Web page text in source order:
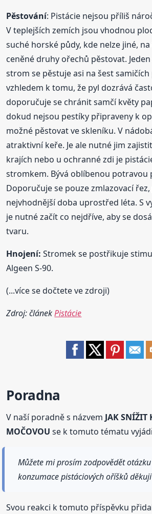
Pěstování: Pistácie nejsou příliš
V teplejších zemích jsou vhodnou
suché horské půdy, kde nelze jiné,
ceněné druhy ořechů pěstovat.
strom se pěstuje asi na šest
vzhledem k tomu, že pyl dozrává
doporučuje se chránit samčí květy
dokud nejsou pestíky připraveny k
možné pěstovat ve skleníku. V
atraktivní keře. Je ale nutné jim
krajích nebo u ochranné zdi je
stromkem. Bývá oblíbenou potravou
Doporučuje se pouze zmlazovací
nejvhodnější doba uprostřed léta. S
je nutné začít co nejdříve, aby se
tvaru.
Hnojení: Stromek se postřikuje
Algeen S-90.
(...více se dočtete ve zdroji)
Zdroj: článekPistácie
Poradna
V naší poradně s názvem JAK SNÍŽIT
MOČOVOU se k tomuto tématu
Můžete mi prosím zodpovědět
konzumace pistáciových oříšků děkuji
Svou reakci k tomuto příspěvku